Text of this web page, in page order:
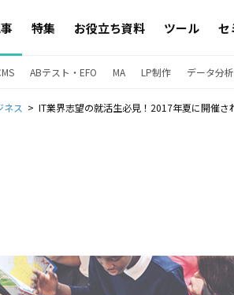
特集 お役立ち資料 ツール セ
ABテスト・EFO MA LP制作 データ分析
ネス IT業界志望の就活生必見！2017年夏に開催さ